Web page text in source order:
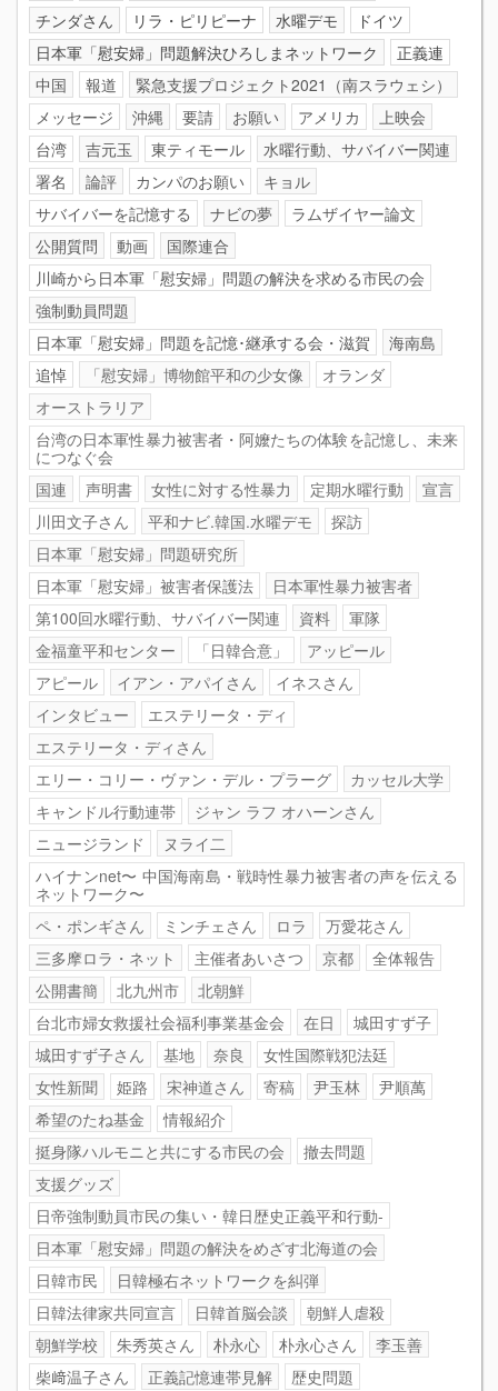
チンダさん
リラ・ピリピーナ 水曜デモ
ドイツ
日本軍「慰安婦」問題解決ひろしまネットワーク
正義連
中国
報道
緊急支援プロジェクト2021（南スラウェシ）
メッセージ
沖縄 要請 お願い アメリカ
上映会
台湾
吉元玉 東ティモール
水曜行動、サバイバー関連
署名
論評 カンパのお願い
キョル
サバイバーを記憶する
ナビの夢
ラムザイヤー論文
公開質問
動画
国際連合
川崎から日本軍「慰安婦」問題の解決を求める市民の会
強制動員問題
日本軍「慰安婦」問題を記憶･継承する会・滋賀
海南島
追悼
「慰安婦」博物館平和の少女像
オランダ
オーストラリア
台湾の日本軍性暴力被害者・阿嬤たちの体験を記憶し、未来
につなぐ会
国連
声明書 女性に対する性暴力 定期水曜行動
宣言
川田文子さん
平和ナビ.韓国.水曜デモ
探訪
日本軍「慰安婦」問題研究所
日本軍「慰安婦」被害者保護法
日本軍性暴力被害者
第100回水曜行動、サバイバー関連
資料
軍隊
金福童平和センター
「日韓合意」
アッピール
アピール
イアン・アパイさん
イネスさん
インタビュー
エステリータ・ディ
エステリータ・ディさん
エリー・コリー・ヴァン・デル・プラーグ
カッセル大学
キャンドル行動連帯
ジャン ラフ オハーンさん
ニュージランド
ヌライ二
ハイナンnet〜 中国海南島・戦時性暴力被害者の声を伝える
ネットワーク〜
ペ・ポンギさん
ミンチェさん ロラ
万愛花さん
三多摩ロラ・ネット
主催者あいさつ 京都
全体報告
公開書簡
北九州市
北朝鮮
台北市婦女救援社会福利事業基金会
在日
城田すず子
城田すず子さん
基地 奈良
女性国際戦犯法廷
女性新聞
姫路 宋神道さん 寄稿 尹玉林
尹順萬
希望のたね基金
情報紹介
挺身隊ハルモニと共にする市民の会
撤去問題
支援グッズ
日帝強制動員市民の集い・韓日歴史正義平和行動-
日本軍「慰安婦」問題の解決をめざす北海道の会
日韓市民
日韓極右ネットワークを糾弾
日韓法律家共同宣言
日韓首脳会談
朝鮮人虐殺
朝鮮学校
朱秀英さん 朴永心 朴永心さん
李玉善
柴﨑温子さん
正義記憶連帯見解
歴史問題